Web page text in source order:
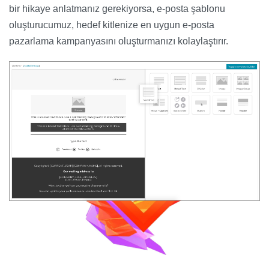
bir hikaye anlatmanız gerekiyorsa, e-posta şablonu
oluşturucumuz, hedef kitlenize en uygun e-posta
pazarlama kampanyasını oluşturmanızı kolaylaştırır.